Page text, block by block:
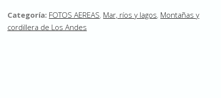
Categoría: FOTOS AEREAS, Mar, ríos y lagos, Montañas y
cordillera de Los Andes